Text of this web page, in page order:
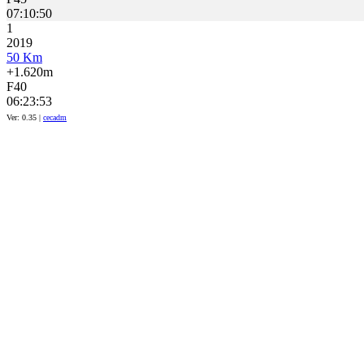
07:10:50
1
2019
50 Km
+1.620m
F40
06:23:53
Ver: 0.35 | cecadm